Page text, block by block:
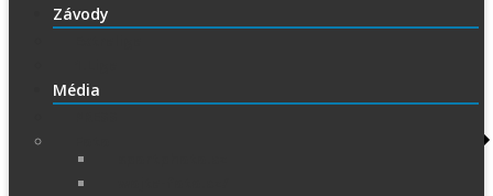
Závody
Média